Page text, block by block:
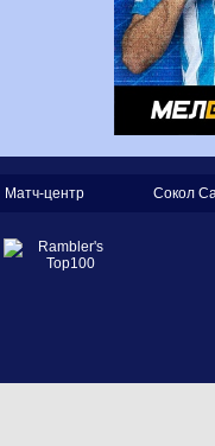
Матч-центр Сокол